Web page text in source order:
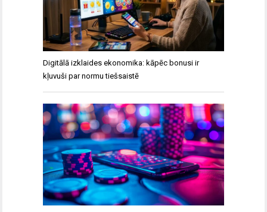
Digitālā izklaides ekonomika: kāpēc bonusi ir
kļuvuši par normu tiešsaistē